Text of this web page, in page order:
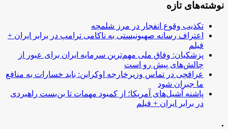
نوشته‌های تازه
تکذیب وقوع انفجار در مرز شلمچه
اعتراف رسانه صهیونیستی به ناکامی ترامپ در برابر ایران +
فیلم
پزشکیان: وفاق ملی مهم‌ترین سرمایه ایران برای عبور از
چالش‌های پیش رو است
عراقچی در تماس وزیرخارجه اوکراین: باید خسارات به منافع
ما جبران شود
پاشنه آشیل‌های آمریکا؛ از کمبود مهمات تا بن‌بست راهبردی
در برابر ایران + فیلم
.